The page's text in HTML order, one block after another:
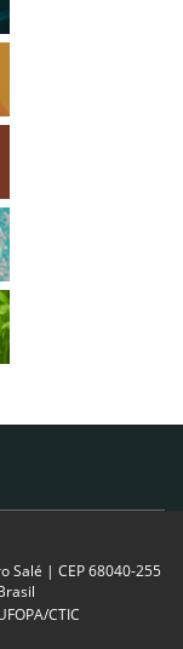
Salé | CEP 68040-255
CTIC